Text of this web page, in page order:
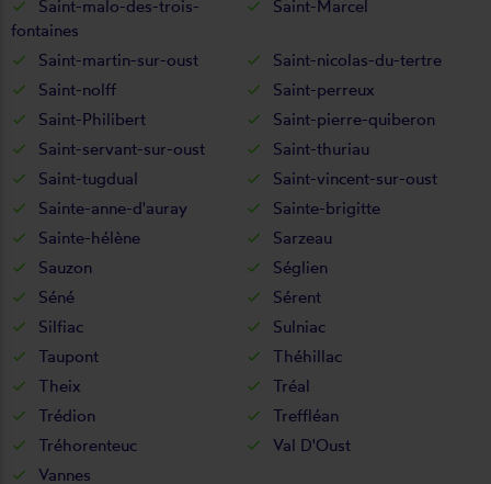
Saint-malo-des-trois-
fontaines
Saint-Marcel
Saint-martin-sur-oust
Saint-nicolas-du-tertre
Saint-nolff
Saint-perreux
Saint-Philibert
Saint-pierre-quiberon
Saint-servant-sur-oust
Saint-thuriau
Saint-tugdual
Saint-vincent-sur-oust
Sainte-anne-d'auray
Sainte-brigitte
Sainte-hélène
Sarzeau
Sauzon
Séglien
Séné
Sérent
Silfiac
Sulniac
Taupont
Théhillac
Theix
Tréal
Trédion
Treffléan
Tréhorenteuc
Val D'Oust
Vannes